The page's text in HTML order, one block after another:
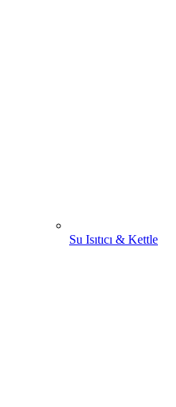
Su Isıtıcı & Kettle